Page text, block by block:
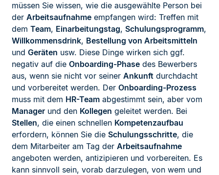
müssen Sie wissen, wie die ausgewählte Person bei
der Arbeitsaufnahme empfangen wird: Treffen mit
dem Team, Einarbeitungstag, Schulungsprogramm,
Willkommensdrink, Bestellung von Arbeitsmitteln
und Geräten usw. Diese Dinge wirken sich ggf.
negativ auf die Onboarding-Phase des Bewerbers
aus, wenn sie nicht vor seiner Ankunft durchdacht
und vorbereitet werden. Der Onboarding-Prozess
muss mit dem HR-Team abgestimmt sein, aber vom
Manager und den Kollegen geleitet werden. Bei
Stellen, die einen schnellen Kompetenzaufbau
erfordern, können Sie die Schulungsschritte, die
dem Mitarbeiter am Tag der Arbeitsaufnahme
angeboten werden, antizipieren und vorbereiten. Es
kann sinnvoll sein, vorab darzulegen, von wem und